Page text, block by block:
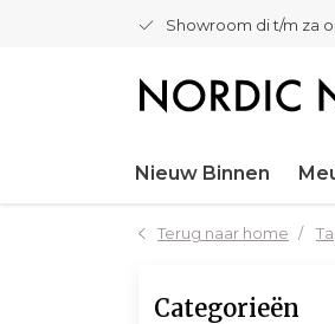
Showroom di t/m za
Nieuw Binnen
Terug naar home
Categorieën